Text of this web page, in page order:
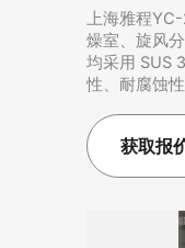
上海雅程
燥室、旋风
均采用 SUS
性、耐腐蚀
获取报